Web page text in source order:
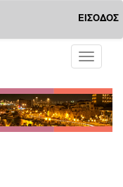
ΕΙΣΟΔΟΣ
Toggle